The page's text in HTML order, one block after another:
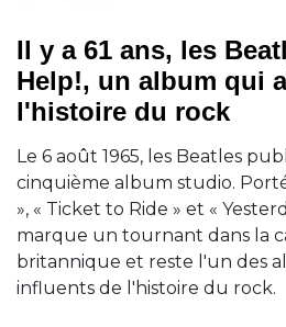
Il y a 61 ans, les
Help!, un album qui
l'histoire du rock
Le 6 août 1965, les Beatles
cinquième album studio.
», « Ticket to Ride » et «
marque un tournant dans la
britannique et reste l'un des
influents de l'histoire du rock.